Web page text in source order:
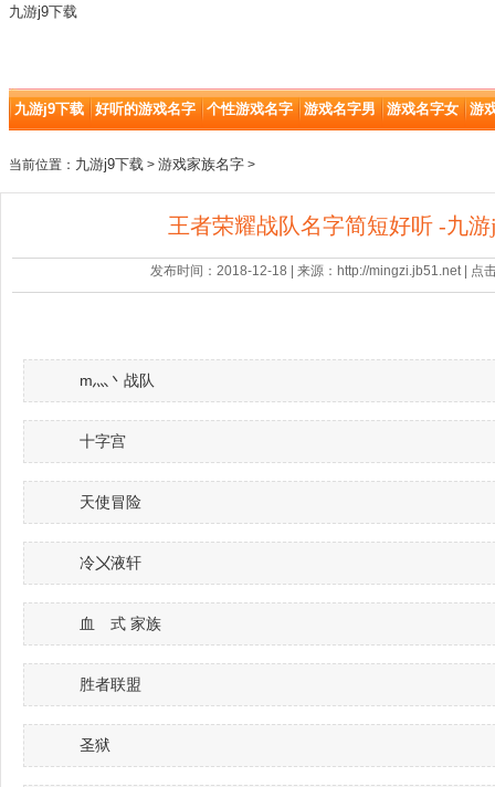
九游j9下载
九游j9下载 好听的游戏名字 个性游戏名字 游戏名字男 游戏名字女 游
当前位置： 九游j9下载 > 游戏家族名字 >
王者荣耀战队名字简短好听 -九
发布时间：2018-12-18 | 来源：http://mingzi.jb51.net | 点
m灬丶战队
十字宫
天使冒险
冷〤液轩
血ゞ式 家族
胜者联盟
圣狱